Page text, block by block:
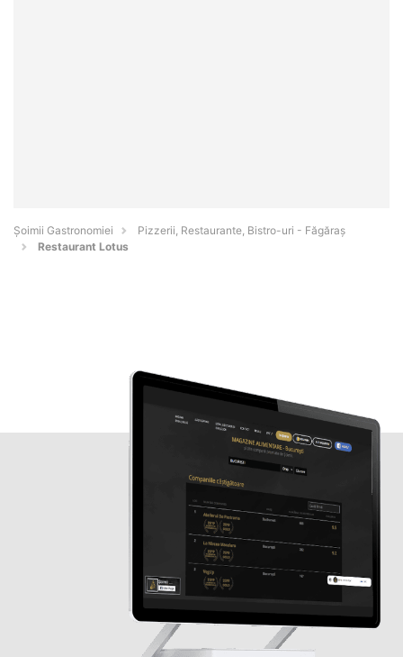
Șoimii Gastronomiei
Pizzerii, Restaurante, Bistro-uri - Făgăraş
Restaurant Lotus